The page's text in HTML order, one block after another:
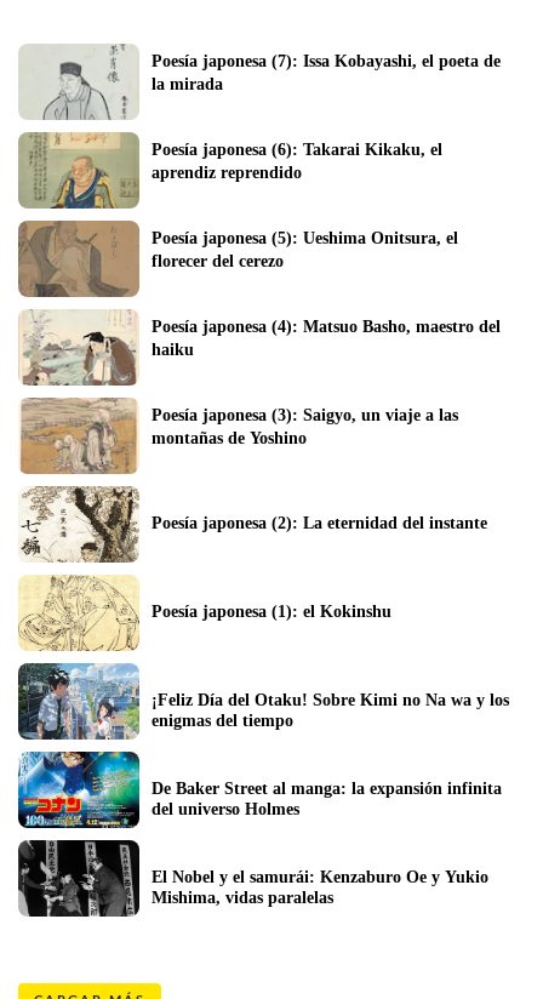
Poesía japonesa (7): Issa Kobayashi, el poeta de
Poesía japonesa (6): Takarai Kikaku, el
aprendiz reprendido
Poesía japonesa (5): Ueshima Onitsura, el
florecer del cerezo
Poesía japonesa (4): Matsuo Basho, maestro del
haiku
Poesía japonesa (3): Saigyo, un viaje a las
montañas de Yoshino
Poesía japonesa (2): La eternidad del instante
Poesía japonesa (1): el Kokinshu
¡Feliz Día del Otaku! Sobre Kimi no Na wa y los
enigmas del tiempo
De Baker Street al manga: la expansión infinita
del universo Holmes
El Nobel y el samurái: Kenzaburo Oe y Yukio
Mishima, vidas paralelas